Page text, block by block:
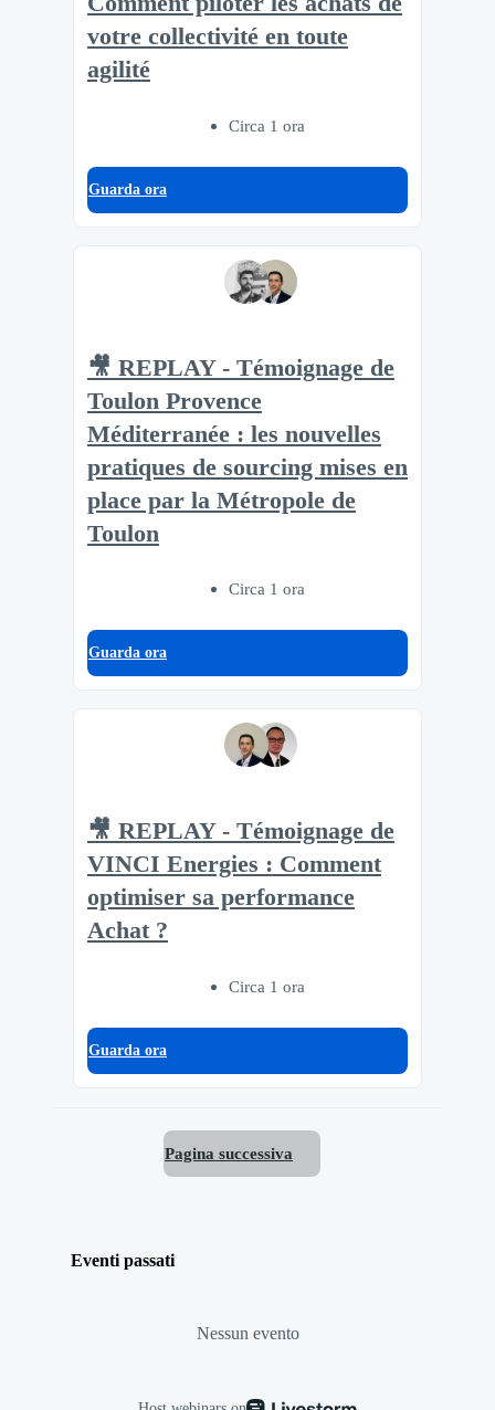
votre collectivité en toute
agilité
Circa 1 ora
Guarda ora
🎥 REPLAY - Témoignage de
Toulon Provence
Méditerranée : les nouvelles
pratiques de sourcing mises en
place par la Métropole de
Toulon
Circa 1 ora
Guarda ora
🎥 REPLAY - Témoignage de
VINCI Energies : Comment
optimiser sa performance
Achat ?
Circa 1 ora
Guarda ora
Pagina successiva
Eventi passati
Nessun evento